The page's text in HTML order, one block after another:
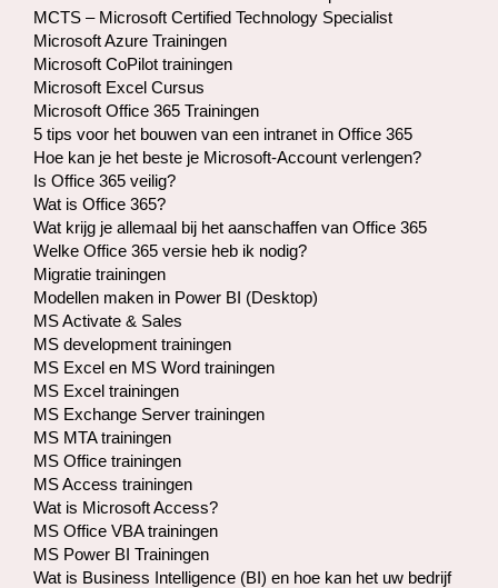
MCTS – Microsoft Certified Technology Specialist
Microsoft Azure Trainingen
Microsoft CoPilot trainingen
Microsoft Excel Cursus
Microsoft Office 365 Trainingen
5 tips voor het bouwen van een intranet in Office 365
Hoe kan je het beste je Microsoft-Account verlengen?
Is Office 365 veilig?
Wat is Office 365?
Wat krijg je allemaal bij het aanschaffen van Office 365
Welke Office 365 versie heb ik nodig?
Migratie trainingen
Modellen maken in Power BI (Desktop)
MS Activate & Sales
MS development trainingen
MS Excel en MS Word trainingen
MS Excel trainingen
MS Exchange Server trainingen
MS MTA trainingen
MS Office trainingen
MS Access trainingen
Wat is Microsoft Access?
MS Office VBA trainingen
MS Power BI Trainingen
Wat is Business Intelligence (BI) en hoe kan het uw bedrijf